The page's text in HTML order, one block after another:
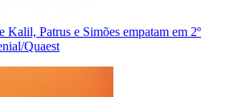
Patrus e Simões empatam em 2º
Quaest